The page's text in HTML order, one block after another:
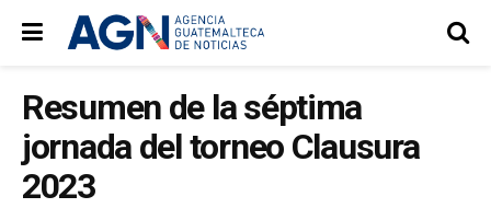
Resumen de la séptima
jornada del torneo Clausura
2023